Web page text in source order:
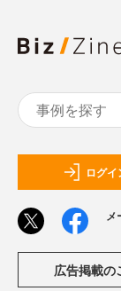
ログイ
メ
広告掲載の